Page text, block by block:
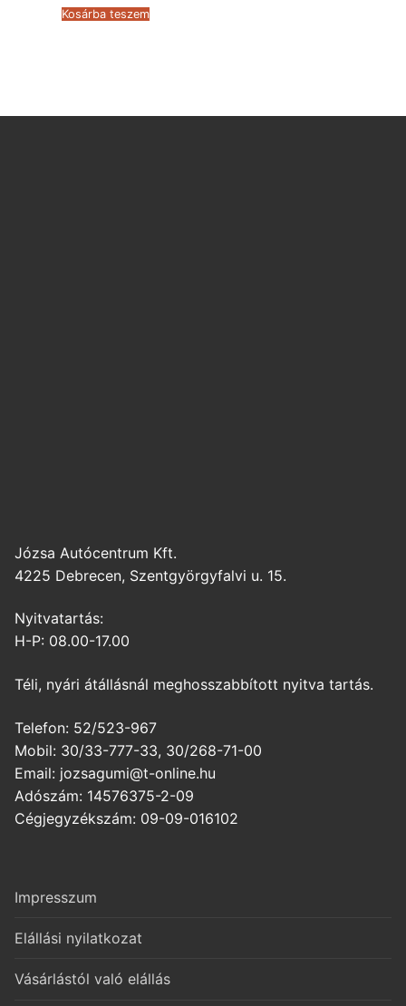
77.241 Ft.
Kosárba teszem
Józsa Autócentrum Kft.
4225 Debrecen, Szentgyörgyfalvi u. 15.
Nyitvatartás:
H-P: 08.00-17.00
Téli, nyári átállásnál meghosszabbított nyitva tartás.
Telefon: 52/523-967
Mobil: 30/33-777-33, 30/268-71-00
Email: jozsagumi@t-online.hu
Adószám: 14576375-2-09
Cégjegyzékszám: 09-09-016102
Impresszum
Elállási nyilatkozat
Vásárlástól való elállás